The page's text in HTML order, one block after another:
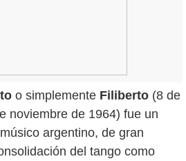
o simplemente Filiberto (8 de
noviembre de 1964) fue un
argentino, de gran
del tango como